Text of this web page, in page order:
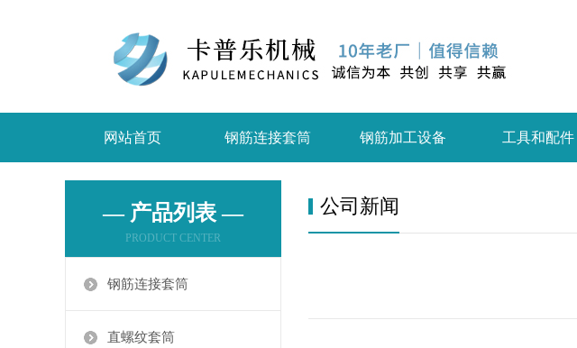
网站首页 钢筋连接套筒 钢筋加工设备 工具和配件
— 产品列表 —
PRODUCT CENTER
钢筋连接套筒
直螺纹套筒
公司新闻